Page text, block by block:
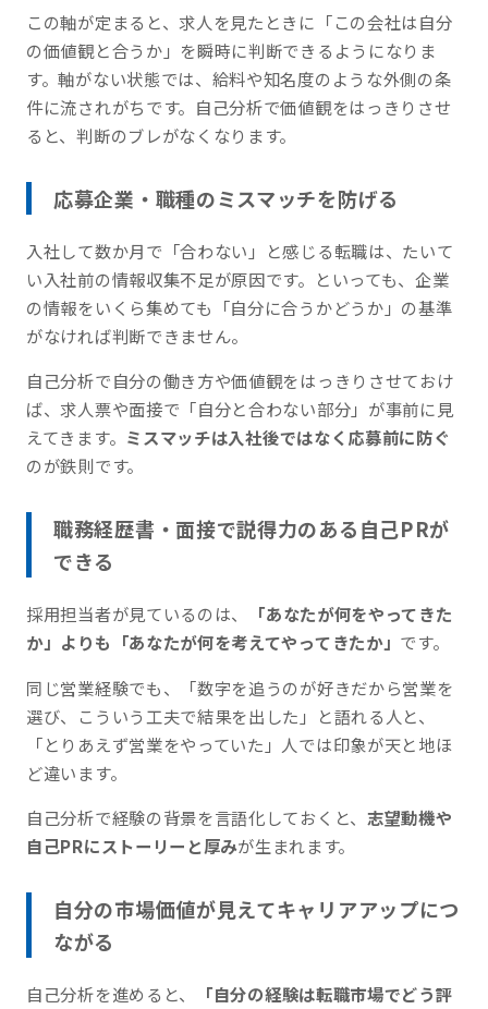
この軸が定まると、求人を見たときに「この会社は自分
の価値観と合うか」を瞬時に判断できるようになりま
す。軸がない状態では、給料や知名度のような外側の条
件に流されがちです。自己分析で価値観をはっきりさせ
ると、判断のブレがなくなります。
応募企業・職種のミスマッチを防げる
入社して数か月で「合わない」と感じる転職は、たいて
い入社前の情報収集不足が原因です。といっても、企業
の情報をいくら集めても「自分に合うかどうか」の基準
がなければ判断できません。
自己分析で自分の働き方や価値観をはっきりさせておけ
ば、求人票や面接で「自分と合わない部分」が事前に見
えてきます。 ミスマッチは入社後ではなく応募前に防ぐ
のが鉄則です。
職務経歴書・面接で説得力のある自己PRが
できる
採用担当者が見ているのは、
「あなたが何をやってきた
か」よりも「あなたが何を考えてやってきたか」 です。
同じ営業経験でも、「数字を追うのが好きだから営業を
選び、こういう工夫で結果を出した」と語れる人と、
「とりあえず営業をやっていた」人では印象が天と地ほ
ど違います。
自己分析で経験の背景を言語化しておくと、 志望動機や
自己PRにストーリーと厚みが生まれます。
自分の市場価値が見えてキャリアアップにつ
ながる
自己分析を進めると、
「自分の経験は転職市場でどう評